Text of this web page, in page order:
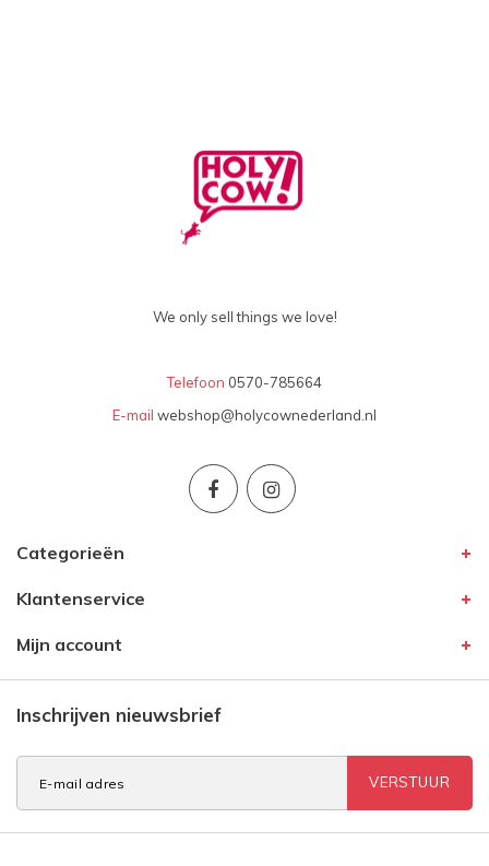
We only sell things we love!
Telefoon 0570-785664
E-mail webshop@holycownederland.nl
Categorieën
Klantenservice
Mijn account
Inschrijven nieuwsbrief
VERSTUUR